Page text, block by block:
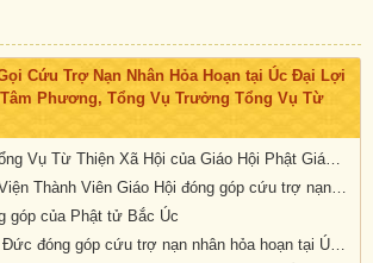
Cứu Trợ Nạn Nhân Hỏa Hoạn tại Úc Đại Lợi
Phương, Tổng Vụ Trưởng Tổng Vụ Từ
Sổ Bank của Tổng Vụ Từ Thiện Xã Hội của Giáo Hội Phật Giáo Việt Nam Thống Nhất Hải Ngoại tại Úc Đại Lợi- Tân Tây Lan
Danh sách Tự Viện Thành Viên Giáo Hội đóng góp cứu trợ nạn nhân hỏa hoạn tại Úc
góp của Phật tử Bắc Úc
Tu Viện Quảng Đức đóng góp cứu trợ nạn nhân hỏa hoạn tại Úc Châu